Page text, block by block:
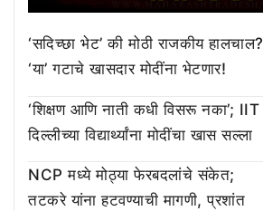
‘सदिच्छा भेट’ की मोठी राजकीय हालचाल?
‘या’ गटाचे खासदार मोदींना भेटणार!
‘शिक्षण आणि नाती कधी विसरू नका’; IIT
दिल्लीच्या विद्यार्थ्यांना मोदींचा खास सल्ला
NCP मध्ये मोठ्या फेरबदलांचे संकेत;
तटकरे यांना हटवण्याची मागणी, प्रशांत